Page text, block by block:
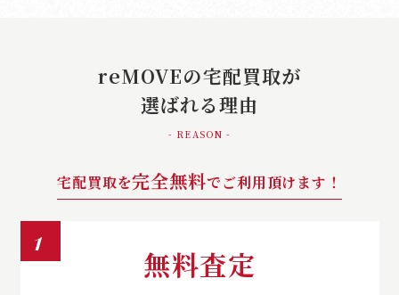
reMOVEの宅配買取が
選ばれる理由
- REASON -
宅配買取を完全無料でご利用頂けます！
1
無料査定